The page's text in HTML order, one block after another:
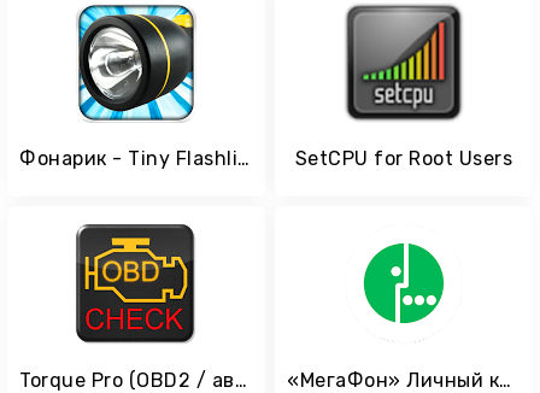
Фонарик - Tiny Flashlight SetCPU for Root Users
Torque Pro (OBD2 / автомобиль) «МегаФон» Личный кабинет